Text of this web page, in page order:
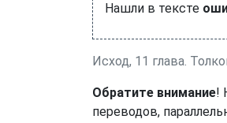
Нашли в тексте
Исход, 11 глава.
Обратите внимание!
переводов,